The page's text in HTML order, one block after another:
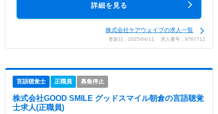
詳細を見る
株式会社ケアウェイブの求人一覧
更新日：2025/04/11 求人番号：9787712
言語聴覚士 正職員 募集停止
株式会社GOOD SMILE グッドスマイル朝倉の言語聴覚
士求人(正職員)